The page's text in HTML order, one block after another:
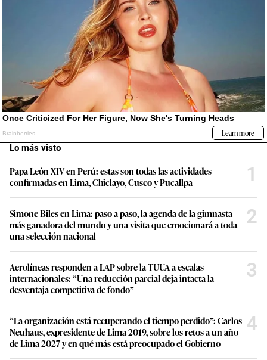
Lo más visto
Papa León XIV en Perú: estas son todas las actividades
confirmadas en Lima, Chiclayo, Cusco y Pucallpa
1
Simone Biles en Lima: paso a paso, la agenda de la gimnasta
más ganadora del mundo y una visita que emocionará a toda
una selección nacional
2
Aerolíneas responden a LAP sobre la TUUA a escalas
internacionales: “Una reducción parcial deja intacta la
desventaja competitiva de fondo”
3
“La organización está recuperando el tiempo perdido”: Carlos
Neuhaus, expresidente de Lima 2019, sobre los retos a un año
de Lima 2027 y en qué más está preocupado el Gobierno
4